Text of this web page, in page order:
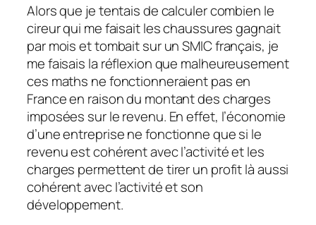
Alors que je tentais de calculer combien le
cireur qui me faisait les chaussures gagnait
par mois et tombait sur un SMIC français, je
me faisais la réflexion que malheureusement
ces maths ne fonctionneraient pas en
France en raison du montant des charges
imposées sur le revenu. En effet, l’économie
d’une entreprise ne fonctionne que si le
revenu est cohérent avec l’activité et les
charges permettent de tirer un profit là aussi
cohérent avec l’activité et son
développement.